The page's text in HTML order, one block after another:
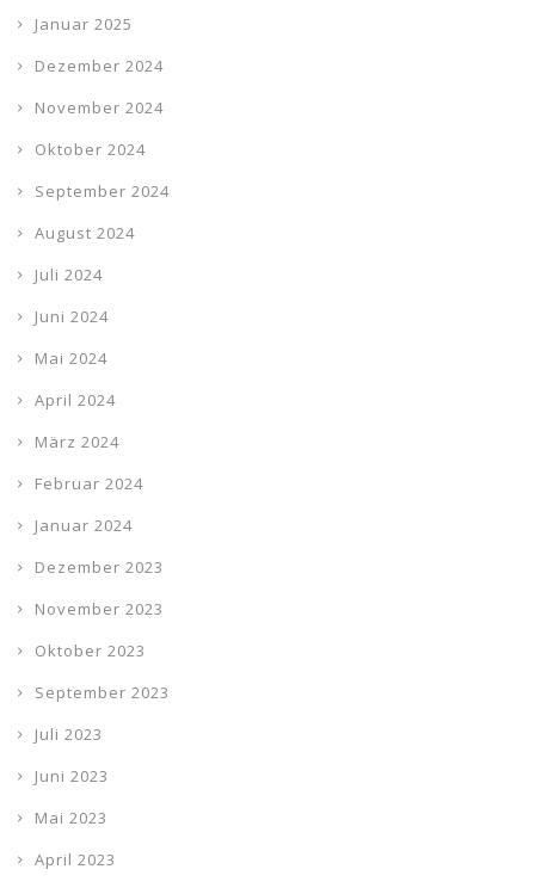
Januar 2025
Dezember 2024
November 2024
Oktober 2024
September 2024
August 2024
Juli 2024
Juni 2024
Mai 2024
April 2024
März 2024
Februar 2024
Januar 2024
Dezember 2023
November 2023
Oktober 2023
September 2023
Juli 2023
Juni 2023
Mai 2023
April 2023